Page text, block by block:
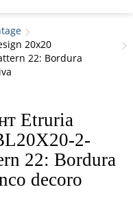
20x20
22: Bordura
Etruria
2-
22: Bordura
decoro